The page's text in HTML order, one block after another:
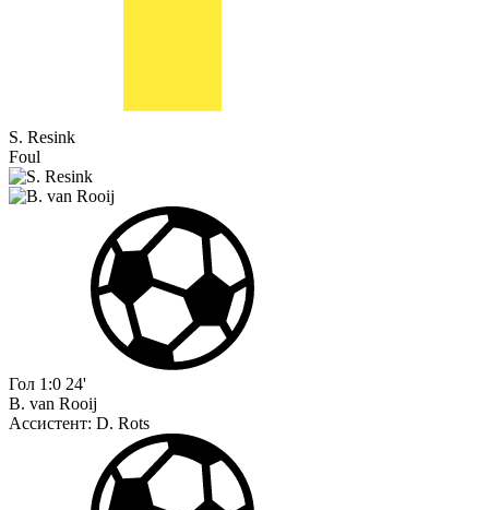
S. Resink
Foul
Гол 1:0 24'
B. van Rooij
Ассистент: D. Rots